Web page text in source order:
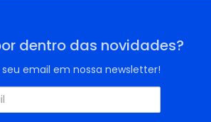
dentro das novidades?
email em nossa newsletter!